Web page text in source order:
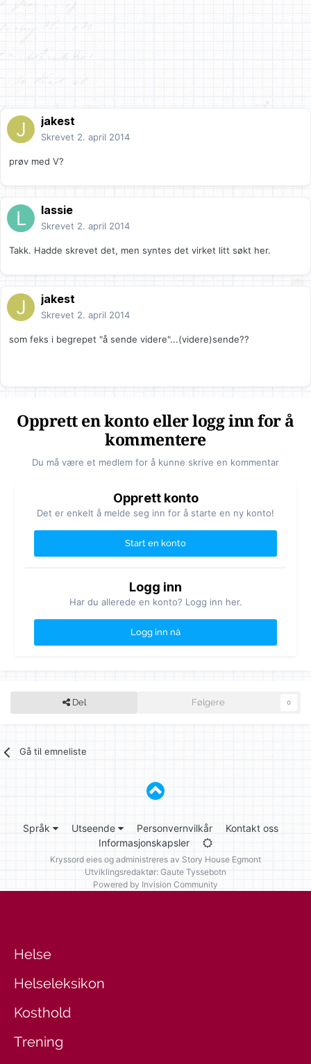
jakest
Skrevet 2. april 2014
prøv med V?
lassie
Skrevet 2. april 2014
Takk. Hadde skrevet det, men syntes det virket litt søkt her.
jakest
Skrevet 2. april 2014
som feks i begrepet "å sende videre"...(videre)sende??
Opprett en konto eller logg inn for å
kommentere
Du må være et medlem for å kunne skrive en kommentar
Opprett konto
Det er enkelt å melde seg inn for å starte en ny konto!
Start en konto
Logg inn
Har du allerede en konto? Logg inn her.
Logg inn nå
Del Følgere 0
Gå til emneliste
Språk Utseende Personvernvilkår
Kontakt oss
Informasjonskapsler
Kryssord eies og administreres av Story House Egmont
Utviklingsredaktør: Gaute Tyssebotn
Powered by Invision Community
Helse
Helseleksikon
Kosthold
Trening